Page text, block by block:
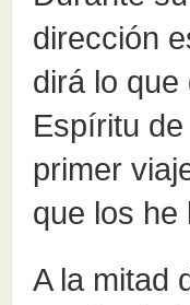
dirección
dirá lo que
Espíritu
primer
que los he
A la mitad